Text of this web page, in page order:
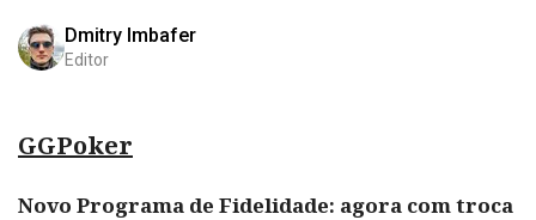
Dmitry Imbafer
Editor
GGPoker
Novo Programa de Fidelidade: agora com troca